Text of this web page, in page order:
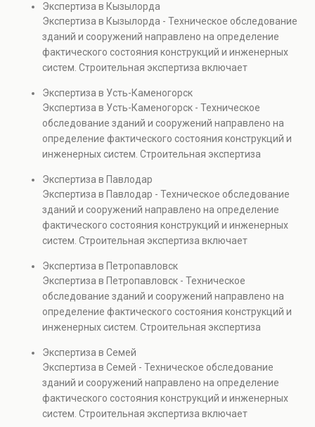
элементов и оценку эксплуатационной безопасности.
Услуга востребована при покупке недвижимости,
капитальном ремонте и реконструкции объектов, а
также при судебных разбирательствах и технических
проверках.
Экспертиза в Кызылорда
Экспертиза в Кызылорда - Техническое обследование
зданий и сооружений направлено на определение
фактического состояния конструкций и инженерных
систем. Строительная экспертиза включает
элементов и оценку эксплуатационной безопасности.
Услуга востребована при покупке недвижимости,
капитальном ремонте и реконструкции объектов, а
также при судебных разбирательствах и технических
проверках.
Экспертиза в Усть-Каменогорск
Экспертиза в Усть-Каменогорск - Техническое
обследование зданий и сооружений направлено на
определение фактического состояния конструкций и
инженерных систем. Строительная экспертиза
прочности элементов и оценку эксплуатационной
безопасности. Услуга востребована при покупке
недвижимости, капитальном ремонте и реконструкции
объектов, а также при судебных разбирательствах и
технических проверках.
Экспертиза в Павлодар
Экспертиза в Павлодар - Техническое обследование
зданий и сооружений направлено на определение
фактического состояния конструкций и инженерных
систем. Строительная экспертиза включает
элементов и оценку эксплуатационной безопасности.
Услуга востребована при покупке недвижимости,
капитальном ремонте и реконструкции объектов, а
также при судебных разбирательствах и технических
проверках.
Экспертиза в Петропавловск
Экспертиза в Петропавловск - Техническое
обследование зданий и сооружений направлено на
определение фактического состояния конструкций и
инженерных систем. Строительная экспертиза
прочности элементов и оценку эксплуатационной
безопасности. Услуга востребована при покупке
недвижимости, капитальном ремонте и реконструкции
объектов, а также при судебных разбирательствах и
технических проверках.
Экспертиза в Семей
Экспертиза в Семей - Техническое обследование
зданий и сооружений направлено на определение
фактического состояния конструкций и инженерных
систем. Строительная экспертиза включает